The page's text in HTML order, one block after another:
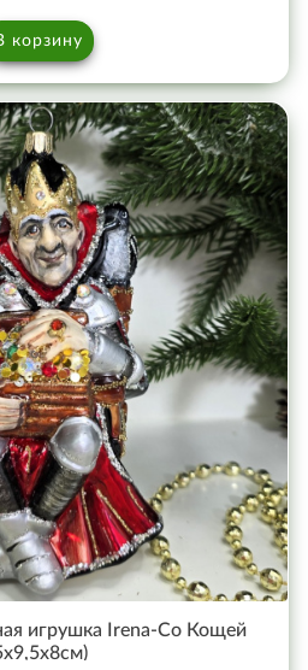
корзину
игрушка Irena-Co Кощей